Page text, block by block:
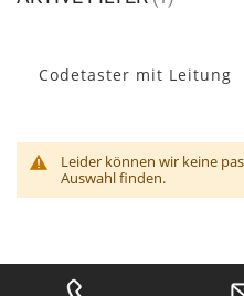
Codetaster mit Leitung
Leider können wir keine
Auswahl finden.